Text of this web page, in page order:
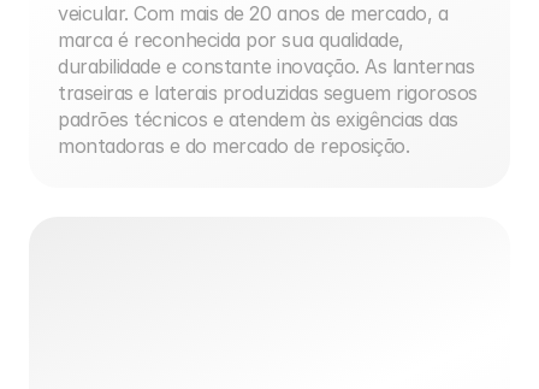
veicular. Com mais de 20 anos de mercado, a
marca é reconhecida por sua qualidade,
durabilidade e constante inovação. As lanternas
traseiras e laterais produzidas seguem rigorosos
padrões técnicos e atendem às exigências das
montadoras e do mercado de reposição.